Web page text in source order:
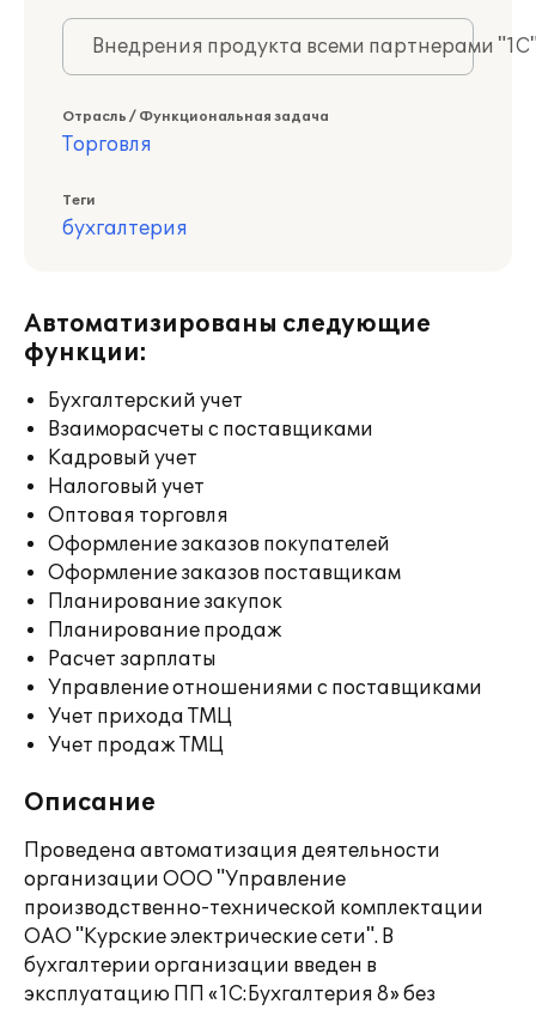
Внедрения продукта всеми партнерами
Отрасль / Функциональная задача
Торговля
Теги
бухгалтерия
Автоматизированы следующие
функции:
Бухгалтерский учет
Взаиморасчеты с поставщиками
Кадровый учет
Налоговый учет
Оптовая торговля
Оформление заказов покупателей
Оформление заказов поставщикам
Планирование закупок
Планирование продаж
Расчет зарплаты
Управление отношениями с поставщиками
Учет прихода ТМЦ
Учет продаж ТМЦ
Описание
Проведена автоматизация деятельности
организации ООО "Управление
производственно-технической комплектации
ОАО "Курские электрические сети". В
бухгалтерии организации введен в
эксплуатацию ПП «1C:Бухгалтерия 8» без